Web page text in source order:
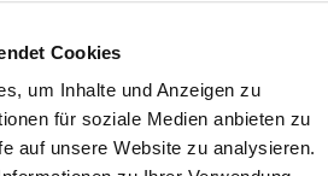
Cookies
um Inhalte und Anzeigen zu
für soziale Medien anbieten zu
auf unsere Website zu analysieren.
Newsletter der Belluneser
Informationen,